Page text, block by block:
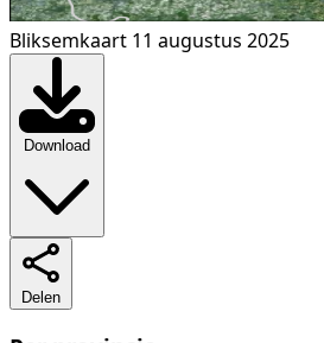
Bliksemkaart 11 augustus 2025
Download
Delen